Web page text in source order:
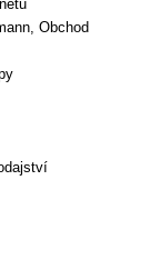
Obchod